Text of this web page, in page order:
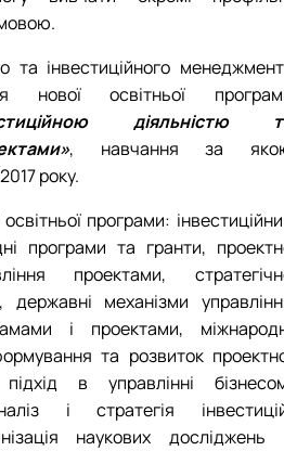
та інвестиційного
нової освітньої
діяльністю
, навчання за
року.
програми:
програми та гранти,
проектами,
державні механізми
і проектами,
та розвиток
в управлінні
і стратегія
наукових досліджень